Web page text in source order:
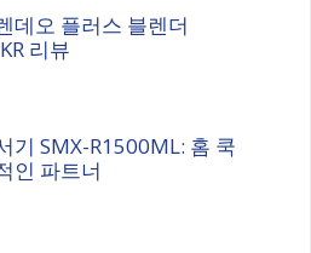
데오 플러스 블렌더
리뷰
기 SMX-R1500ML: 홈 쿡
인 파트너